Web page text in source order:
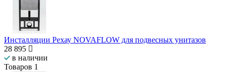
Инсталляции Рехау NOVAFLOW для подвесных унитазов
28 895
в наличии
Товаров 1